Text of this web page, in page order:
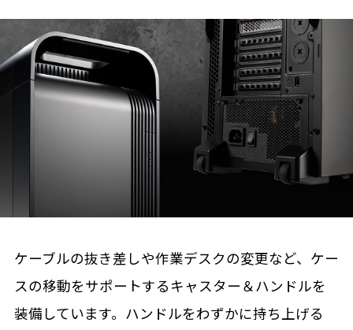
ケーブルの抜き差しや作業デスクの変更など、ケー
スの移動をサポートするキャスター＆ハンドルを
装備しています。ハンドルをわずかに持ち上げる